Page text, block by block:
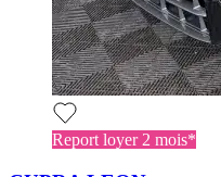
Report loyer 2 mois*